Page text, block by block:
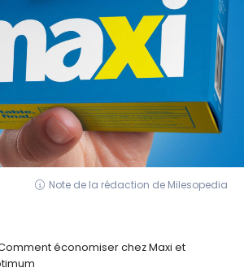
Note de la rédaction de Milesopedia
économiser chez Maxi et